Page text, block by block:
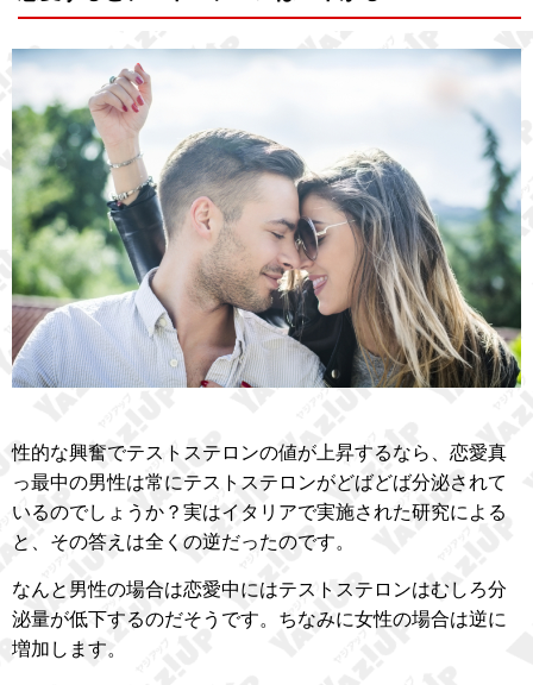
性的な興奮でテストステロンの値が上昇するなら、恋愛真
っ最中の男性は常にテストステロンがどばどば分泌されて
いるのでしょうか？実はイタリアで実施された研究による
と、その答えは全くの逆だったのです。
なんと男性の場合は恋愛中にはテストステロンはむしろ分
泌量が低下するのだそうです。ちなみに女性の場合は逆に
増加します。